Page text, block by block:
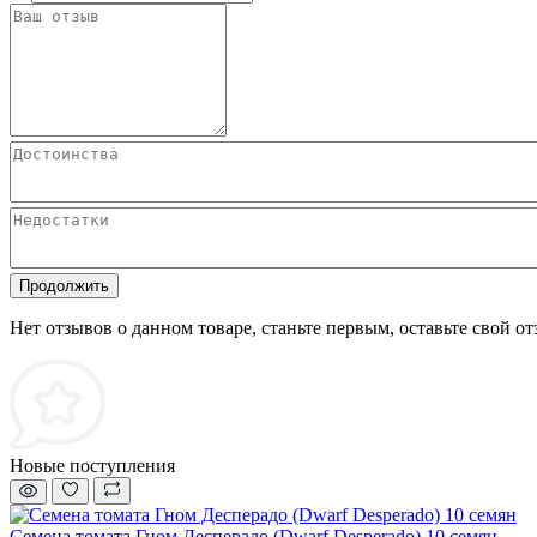
Продолжить
Нет отзывов о данном товаре, станьте первым, оставьте свой
Новые поступления